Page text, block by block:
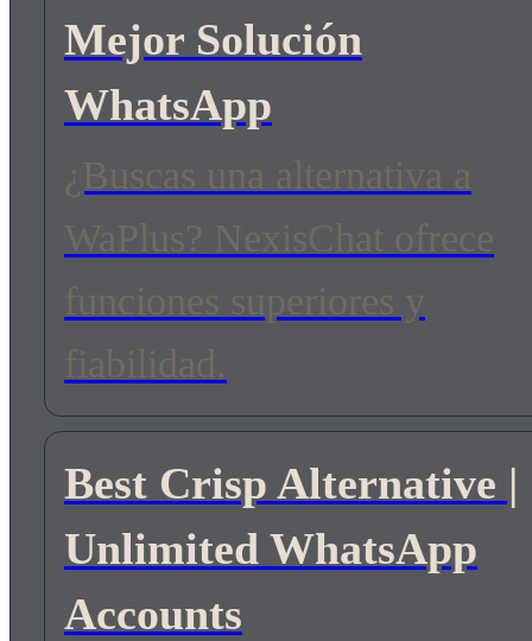
Mejor Solución
WhatsApp
¿Buscas una alternativa a
WaPlus? NexisChat ofrece
funciones superiores y
fiabilidad.
Best Crisp Alternative |
Unlimited WhatsApp
Accounts